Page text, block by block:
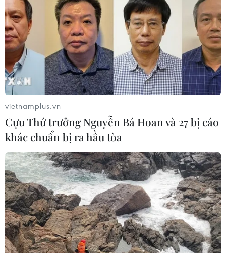
TIN CÙNG CHUYÊN MỤC
vietnamplus.vn
Cựu Thứ trưởng Nguyễn Bá Hoan và 27 bị cáo
khác chuẩn bị ra hầu tòa